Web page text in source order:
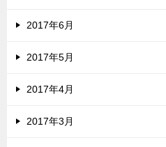
2017年6月
2017年5月
2017年4月
2017年3月